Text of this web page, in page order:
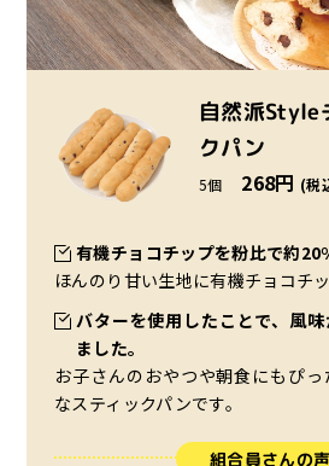
自然派Style
クパン
5個 268円 (税
有機チョコチップを粉比で約
ほんのり甘い生地に有機チョコチ
バターを使用したことで、風
ました。
お子さんのおやつや朝食にもぴ
なスティックパンです。
組合員さんの声